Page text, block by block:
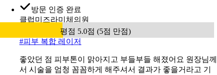
방문 인증 완료
클럽미즈라미체의원
평점 5.0점 (5점 만점)
#피부 복합 레이저
좋았던 점 피부톤이 맑아지고 부들부들 해졌어요 원장님께
서 시술을 엄청 꼼꼼하게 해주셔서 결과가 좋을거라고 기